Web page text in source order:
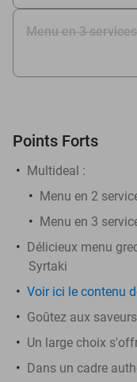
Menu en 3
Points Forts
Multideal :
Menu en 2
Menu en 3
Délicieux menu
Syrtaki
Voir ici le contenu
Goûtez aux
Un large choix
Dans un cadre